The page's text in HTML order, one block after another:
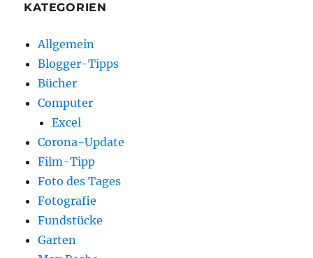
KATEGORIEN
Allgemein
Blogger-Tipps
Bücher
Computer
Excel
Corona-Update
Film-Tipp
Foto des Tages
Fotografie
Fundstücke
Garten